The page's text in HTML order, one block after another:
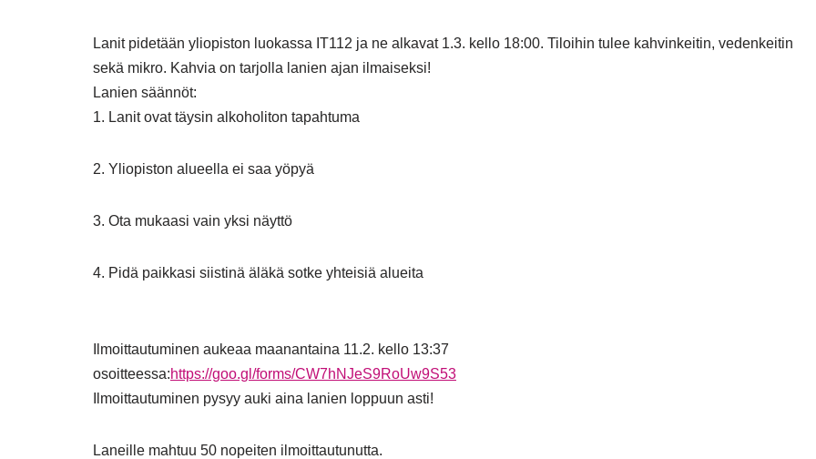
Lanit pidetään yliopiston luokassa IT112 ja ne alkavat 1.3. kello 18:00. Tiloihin tulee kahvinkeitin, vedenkeitin
sekä mikro. Kahvia on tarjolla lanien ajan ilmaiseksi!
Lanien säännöt:
1. Lanit ovat täysin alkoholiton tapahtuma
2. Yliopiston alueella ei saa yöpyä
3. Ota mukaasi vain yksi näyttö
4. Pidä paikkasi siistinä äläkä sotke yhteisiä alueita
Ilmoittautuminen aukeaa maanantaina 11.2. kello 13:37
osoitteessa:https://goo.gl/forms/CW7hNJeS9RoUw9S53
Ilmoittautuminen pysyy auki aina lanien loppuun asti!
Laneille mahtuu 50 nopeiten ilmoittautunutta.